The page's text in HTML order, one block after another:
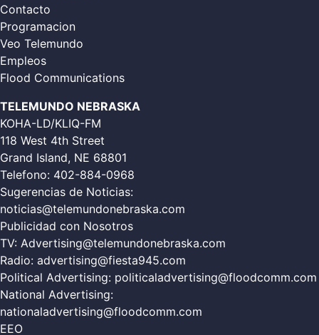
Contacto
Programacion
Veo Telemundo
Empleos
Flood Communications
TELEMUNDO NEBRASKA
KOHA-LD/KLIQ-FM
118 West 4th Street
Grand Island, NE 68801
Telefono: 402-884-0968
Sugerencias de Noticias:
noticias@telemundonebraska.com
Publicidad con Nosotros
TV: Advertising@telemundonebraska.com
Radio: advertising@fiesta945.com
Political Advertising: politicaladvertising@floodcomm.com
National Advertising:
nationaladvertising@floodcomm.com
EEO